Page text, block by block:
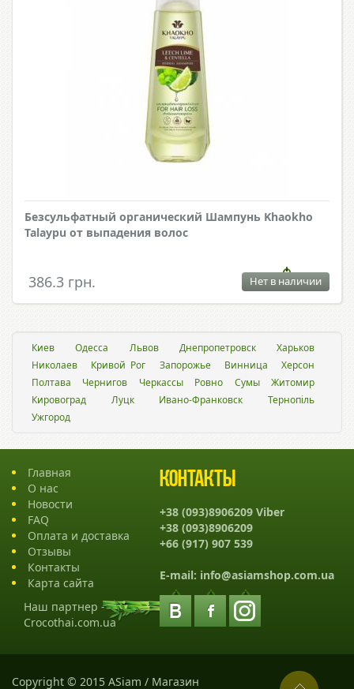
Безсульфатный органический Шампунь Khaokho
Talaypu от выпадения волос
386.3 грн. Нет в наличии
Киев Одесса Львов Днепропетровск
Харьков
Николаев
Кривой Рог Запорожье Винница
Херсон
Полтава
Чернигов Черкассы Ровно Сумы
Житомир
Кировоград
Луцк Ивано-Франковск
Тернопіль
Ужгород
Главная
О нас
Новости
FAQ
Оплата и доставка
Отзывы
Контакты
Карта сайта
Наш партнер -
Crocothai.com.ua
Контакты
+38 (093)8906209 Viber
+38 (093)8906209
+66 (917) 907 539
E-mail: info@asiamshop.com.ua
Copyright © 2015 ASiam / Магазин